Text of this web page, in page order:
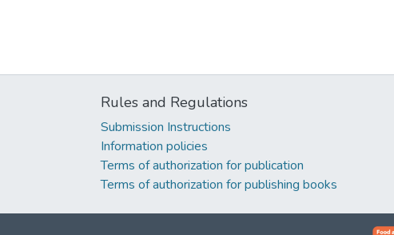
Rules and Regulations
Submission Instructions
Information policies
Terms of authorization for publication
Terms of authorization for publishing books